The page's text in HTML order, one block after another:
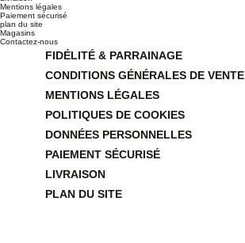
Mentions légales
Paiement sécurisé
plan du site
Magasins
Contactez-nous
FIDÉLITÉ & PARRAINAGE
CONDITIONS GÉNÉRALES DE VENTE
MENTIONS LÉGALES
POLITIQUES DE COOKIES
DONNÉES PERSONNELLES
PAIEMENT SÉCURISÉ
LIVRAISON
PLAN DU SITE